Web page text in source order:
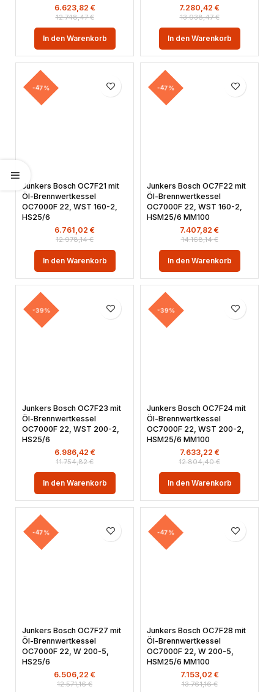
12.748,47€
6.623,82 €
In den Warenkorb
13.938,47€
7.280,42 €
In den Warenkorb
-47%
Junkers Bosch OC7F21 mit
Öl-Brennwertkessel
OC7000F 22, WST 160-2,
HS25/6
12.978,14€
6.761,02 €
In den Warenkorb
-47%
Junkers Bosch OC7F22 mit
Öl-Brennwertkessel
OC7000F 22, WST 160-2,
HSM25/6 MM100
14.168,14€
7.407,82 €
In den Warenkorb
-39%
Junkers Bosch OC7F23 mit
Öl-Brennwertkessel
OC7000F 22, WST 200-2,
HS25/6
11.754,82€
6.986,42 €
In den Warenkorb
-39%
Junkers Bosch OC7F24 mit
Öl-Brennwertkessel
OC7000F 22, WST 200-2,
HSM25/6 MM100
12.804,40€
7.633,22 €
In den Warenkorb
-47%
Junkers Bosch OC7F27 mit
Öl-Brennwertkessel
OC7000F 22, W 200-5,
HS25/6
12.571,16€
6.506,22 €
-47%
Junkers Bosch OC7F28 mit
Öl-Brennwertkessel
OC7000F 22, W 200-5,
HSM25/6 MM100
13.761,16€
7.153,02 €